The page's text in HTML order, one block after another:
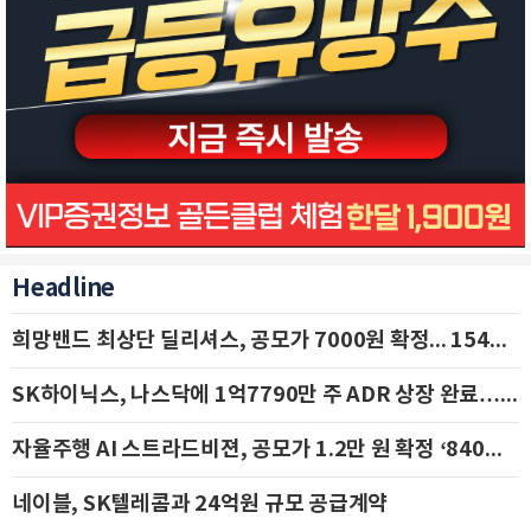
Headline
희망밴드 최상단 딜리셔스, 공모가 7000원 확정... 154억 규모 IPO 돌입
SK하이닉스, 나스닥에 1억7790만 주 ADR 상장 완료…29일 국내 추가 상장
자율주행 AI 스트라드비젼, 공모가 1.2만 원 확정 ‘840억 수혈’
네이블, SK텔레콤과 24억원 규모 공급계약